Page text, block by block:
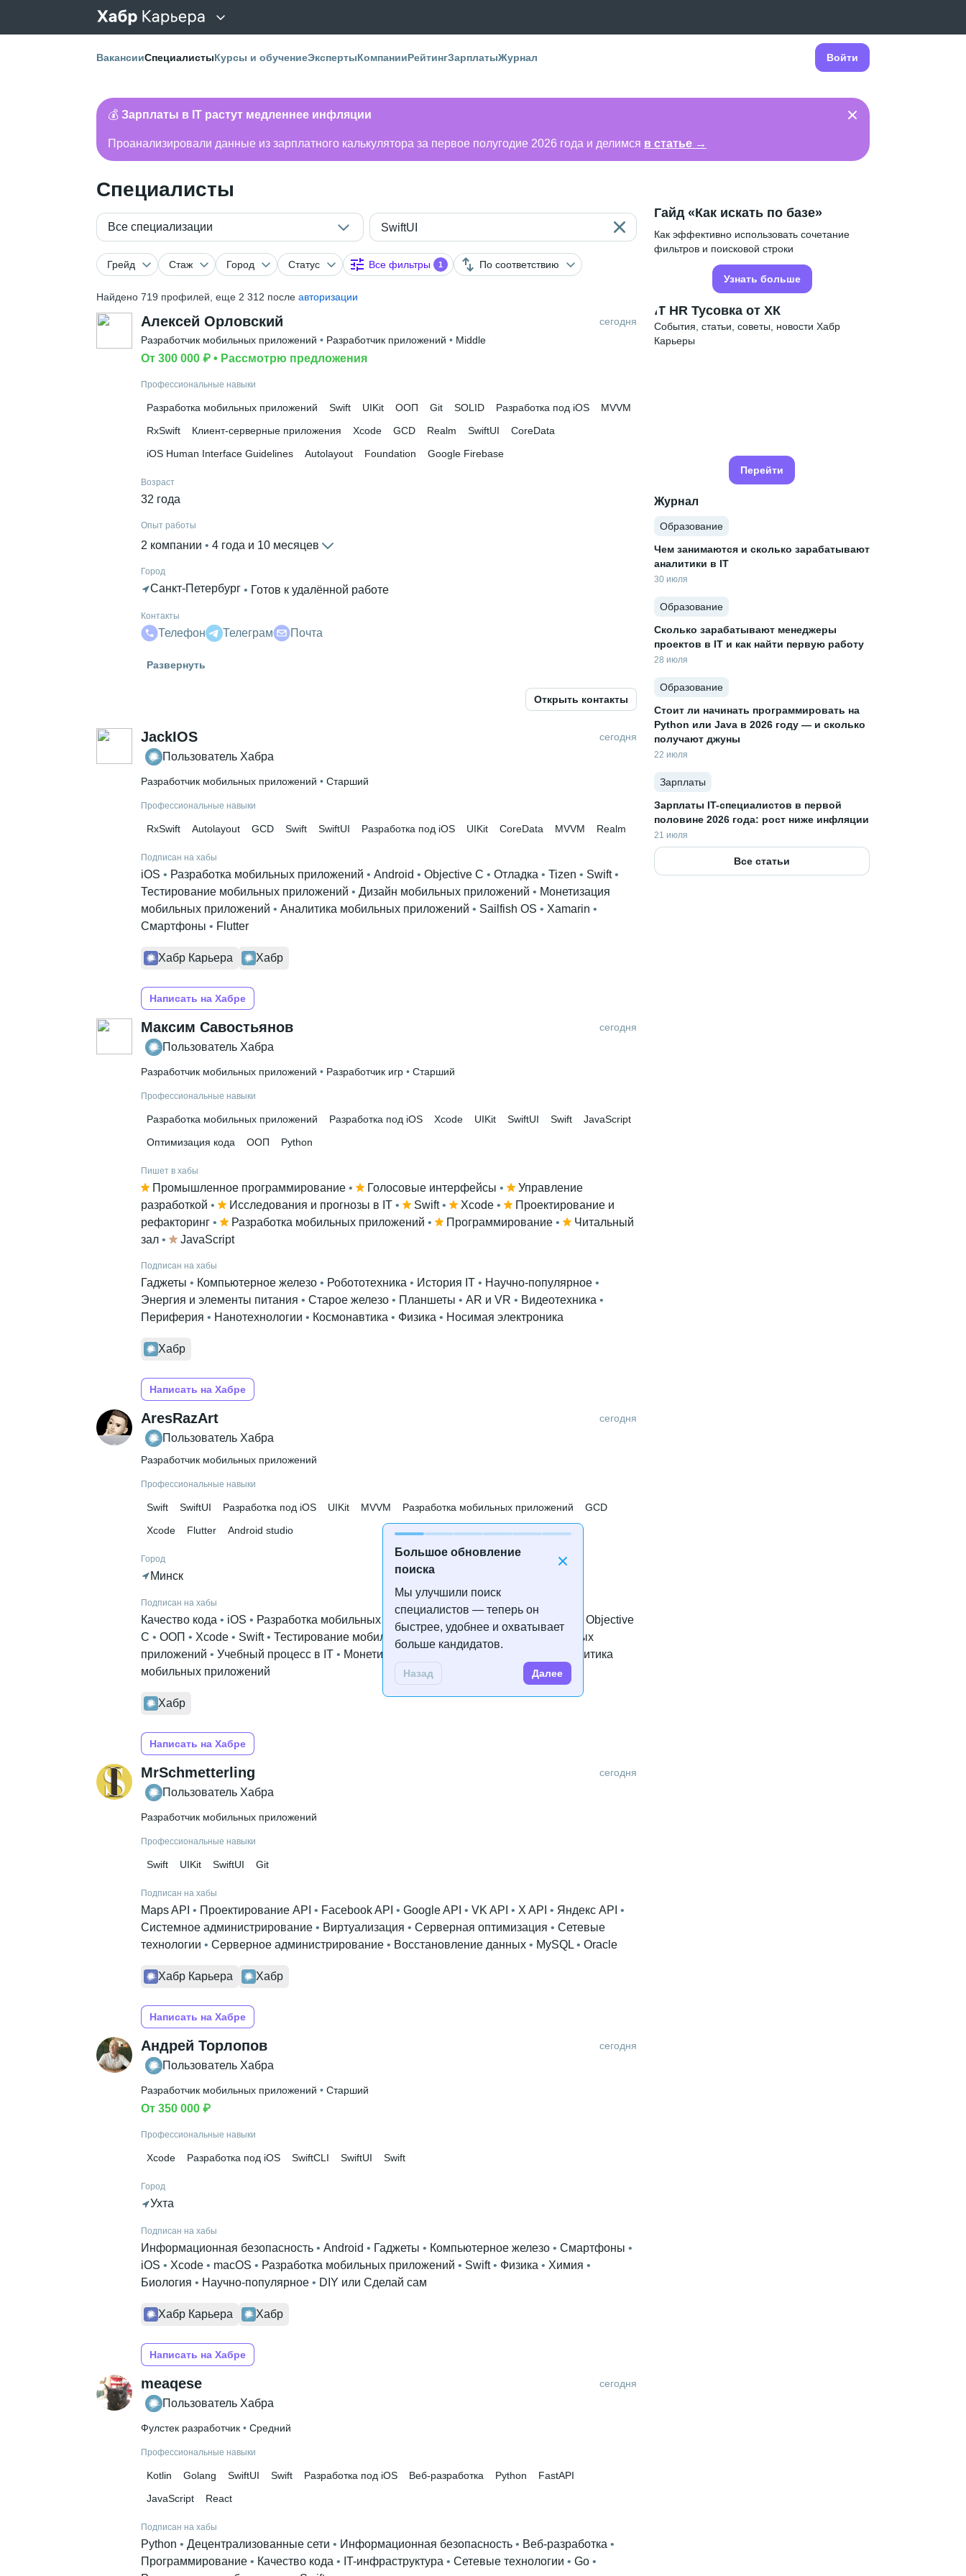
ВакансииСпециалистыКурсы и обучениеЭкспертыКомпанииРейтингЗарплатыЖурнал Войти
💰 Зарплаты в IT растут медленнее инфляции
Проанализировали данные из зарплатного калькулятора за первое полугодие 2026 года и делимся в статье →
Специалисты
Все специализации SwiftUI
Грейд Стаж Город Статус Все фильтры 1 По соответствию
Найдено 719 профилей, еще 2 312 после авторизации
Большое обновление
поиска
Мы улучшили поиск
специалистов — теперь он
быстрее, удобнее и охватывает
больше кандидатов.
Назад Далее
Алексей Орловский
сегодня
Разработчик мобильных приложений • Разработчик приложений • Middle
От 300 000 ₽ • Рассмотрю предложения
Профессиональные навыки
Разработка мобильных приложений Swift UIKit ООП Git SOLID Разработка под iOS
MVVM
RxSwift
Клиент-серверные приложения Xcode GCD Realm SwiftUI
CoreData
iOS Human Interface Guidelines
Autolayout Foundation Google Firebase
Возраст
32 года
Опыт работы
2 компании 4 года и 10 месяцев
Город
Санкт-Петербург • Готов к удалённой работе
Контакты
Телефон Телеграм Почта
Развернуть
Открыть контакты
JackIOS сегодня
Пользователь Хабра
Разработчик мобильных приложений • Старший
Профессиональные навыки
RxSwift Autolayout GCD Swift SwiftUI Разработка под iOS UIKit CoreData MVVM Realm
Подписан на хабы
iOS • Разработка мобильных приложений • Android • Objective C • Отладка • Tizen • Swift
Тестирование мобильных приложений • Дизайн мобильных приложений • Монетизация
мобильных приложений • Аналитика мобильных приложений • Sailfish OS • Xamarin
Смартфоны • Flutter
Хабр Карьера Хабр
Написать на Хабре
Максим Савостьянов сегодня
Пользователь Хабра
Разработчик мобильных приложений • Разработчик игр • Старший
Профессиональные навыки
Разработка мобильных приложений Разработка под iOS Xcode UIKit SwiftUI Swift
JavaScript
Оптимизация кода
ООП Python
Пишет в хабы
Промышленное программирование • Голосовые интерфейсы •
Управление
разработкой • Исследования и прогнозы в IT • Swift • Xcode •
Проектирование и
рефакторинг • Разработка мобильных приложений • Программирование •
Читальный
зал • JavaScript
Подписан на хабы
Гаджеты • Компьютерное железо • Робототехника • История IT • Научно-популярное
Энергия и элементы питания • Старое железо • Планшеты • AR и VR • Видеотехника
Периферия • Нанотехнологии • Космонавтика • Физика • Носимая электроника
Хабр
Написать на Хабре
AresRazArt сегодня
Пользователь Хабра
Разработчик мобильных приложений
Профессиональные навыки
Swift SwiftUI Разработка под iOS UIKit MVVM Разработка мобильных приложений
GCD
Xcode
Flutter Android studio
Город
Минск
Подписан на хабы
Качество кода • iOS • Разработка мобильных приложений Git Алгоритмы
Objective
C • ООП • Xcode • Swift • Тестирование мобильных приложений
Дизайн мобильных
приложений • Учебный процесс в IT • Монетизация мобильных приложений
Аналитика
мобильных приложений
Хабр
Написать на Хабре
MrSchmetterling сегодня
Пользователь Хабра
Разработчик мобильных приложений
Профессиональные навыки
Swift UIKit SwiftUI Git
Подписан на хабы
Maps API • Проектирование API • Facebook API • Google API • VK API • X API • Яндекс API
Системное администрирование • Виртуализация • Серверная оптимизация • Сетевые
технологии • Серверное администрирование • Восстановление данных • MySQL • Oracle
Хабр Карьера Хабр
Написать на Хабре
Андрей Торлопов сегодня
Пользователь Хабра
Разработчик мобильных приложений • Старший
От 350 000 ₽
Профессиональные навыки
Xcode Разработка под iOS SwiftCLI SwiftUI Swift
Город
Ухта
Подписан на хабы
Информационная безопасность • Android • Гаджеты • Компьютерное железо • Смартфоны
iOS • Xcode • macOS • Разработка мобильных приложений • Swift • Физика • Химия
Биология • Научно-популярное • DIY или Сделай сам
Хабр Карьера Хабр
Написать на Хабре
meaqese сегодня
Пользователь Хабра
Фулстек разработчик • Средний
Профессиональные навыки
Kotlin Golang SwiftUI Swift Разработка под iOS Веб-разработка Python
FastAPI
JavaScript
React
Подписан на хабы
Python • Децентрализованные сети • Информационная безопасность • Веб-разработка
Программирование • Качество кода • IT-инфраструктура • Сетевые технологии • Go
Гайд «Как искать по базе»
Как эффективно использовать сочетание
фильтров и поисковой строки
Узнать больше
IT HR Тусовка от ХК
События, статьи, советы, новости Хабр
Карьеры
Перейти
Журнал
Образование
Чем занимаются и сколько зарабатывают
аналитики в IT
30 июля
Образование
Сколько зарабатывают менеджеры
проектов в IT и как найти первую работу
28 июля
Образование
Стоит ли начинать программировать на
Python или Java в 2026 году — и сколько
получают джуны
22 июля
Зарплаты
Зарплаты IT-специалистов в первой
половине 2026 года: рост ниже инфляции
21 июля
Все статьи